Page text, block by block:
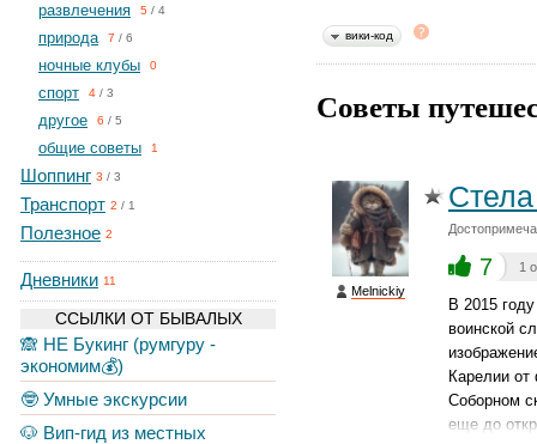
развлечения 5 / 4
природа 7 / 6
ночные клубы 0
спорт 4 / 3
другое 6 / 5
общие советы 1
Шоппинг 3 / 3
Транспорт 2 / 1
Полезное 2
Дневники 11
ССЫЛКИ ОТ БЫВАЛЫХ
🙈 НЕ Букинг (румгуру -
экономим💰)
🤓 Умные экскурсии
🐶 Вип-гид из местных
вики-код
Советы
Melnickiy
7 1
В 2015
воинской
Карелии от
Соборном
еще до